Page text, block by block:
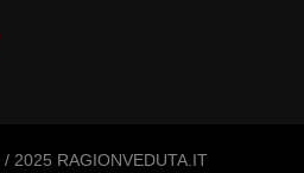
2025 RAGIONVEDUTA.IT